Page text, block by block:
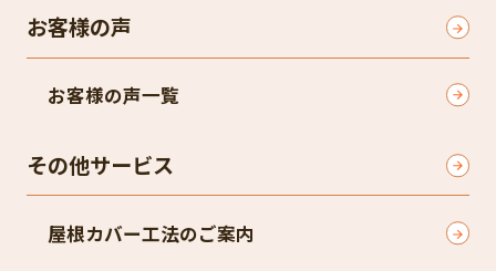
お客様の声
お客様の声一覧
その他サービス
屋根カバー工法のご案内